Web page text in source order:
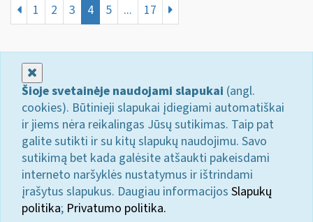
1 2 3 4 5 ... 17
Šioje svetainėje naudojami slapukai (angl.
cookies). Būtinieji slapukai įdiegiami automatiškai
ir jiems nėra reikalingas Jūsų sutikimas. Taip pat
galite sutikti ir su kitų slapukų naudojimu. Savo
sutikimą bet kada galėsite atšaukti pakeisdami
interneto naršyklės nustatymus ir ištrindami
įrašytus slapukus. Daugiau informacijos Slapukų
politika; Privatumo politika.